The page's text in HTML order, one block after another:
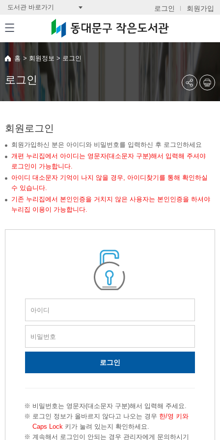
도서관 바로가기 로그인 회원가입
홈 > 회원정보 > 로그인
로그인
회원로그인
회원가입하신 분은 아이디와 비밀번호를 입력하신 후 로그인하세요
개편 누리집에서 아이디는 영문자(대소문자 구분)해서 입력해 주셔야
로그인이 가능합니다.
아이디 대소문자 기억이 나지 않을 경우, 아이디찾기를 통해 확인하실
수 있습니다.
기존 누리집에서 본인인증을 거치지 않은 사용자는 본인인증을 하셔야
누리집 이용이 가능합니다.
비밀번호는 영문자(대소문자 구분)해서 입력해 주세요.
로그인 정보가 올바르지 않다고 나오는 경우 한/영 키와
Caps Lock 키가 눌려 있는지 확인하세요.
계속해서 로그인이 안되는 경우 관리자에게 문의하시기